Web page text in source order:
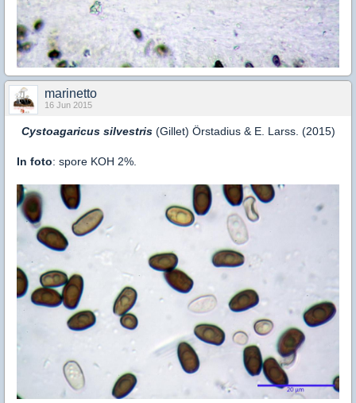
marinetto
16 Jun 2015
Cystoagaricus silvestris(Gillet) Örstadius & E. Larss. (2015)
In foto: spore KOH 2%.